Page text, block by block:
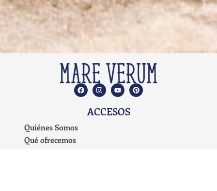
ACCESOS
Quiénes Somos
Qué ofrecemos